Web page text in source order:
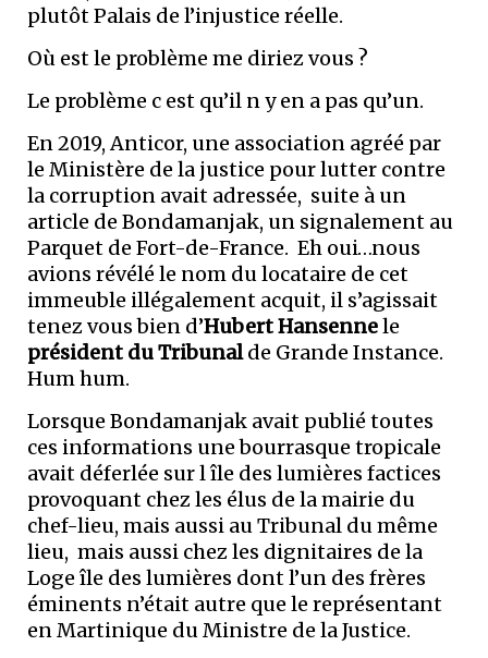
plutôt Palais de l’injustice réelle.
Où est le problème me diriez vous ?
Le problème c est qu’il n y en a pas qu’un.
En 2019, Anticor, une association agréé par
le Ministère de la justice pour lutter contre
la corruption avait adressée, suite à un
article de Bondamanjak, un signalement au
Parquet de Fort-de-France. Eh oui…nous
avions révélé le nom du locataire de cet
immeuble illégalement acquit, il s’agissait
tenez vous bien d’Hubert Hansennele
président du Tribunalde Grande Instance.
Hum hum.
Lorsque Bondamanjak avait publié toutes
ces informations une bourrasque tropicale
avait déferlée sur l île des lumières factices
provoquant chez les élus de la mairie du
chef-lieu, mais aussi au Tribunal du même
lieu, mais aussi chez les dignitaires de la
Loge île des lumières dont l’un des frères
éminents n’était autre que le représentant
en Martinique du Ministre de la Justice.